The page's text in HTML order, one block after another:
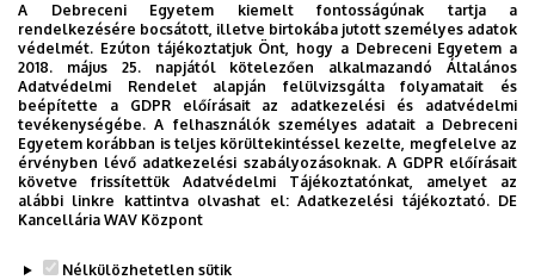
A Debreceni Egyetem kiemelt fontosságúnak tartja a
rendelkezésére bocsátott, illetve birtokába jutott személyes adatok
védelmét. Ezúton tájékoztatjuk Önt, hogy a Debreceni Egyetem a
2018. május 25. napjától kötelezően alkalmazandó Általános
Adatvédelmi Rendelet alapján felülvizsgálta folyamatait és
beépítette a GDPR előírásait az adatkezelési és adatvédelmi
tevékenységébe. A felhasználók személyes adatait a Debreceni
Egyetem korábban is teljes körültekintéssel kezelte, megfelelve az
érvényben lévő adatkezelési szabályozásoknak. A GDPR előírásait
követve frissítettük Adatvédelmi Tájékoztatónkat, amelyet az
alábbi linkre kattintva olvashat el:Adatkezelési tájékoztató. DE
Kancellária WAV Központ
Nélkülözhetetlen sütik
Hétfő - péntek:14:00-16:00 óra között,
Szombat - vasárnap:10:00-12:00 óra és 14:00-16:00 óra
között.
Legutóbb frissítve: 2025. 05. 26. 10:03